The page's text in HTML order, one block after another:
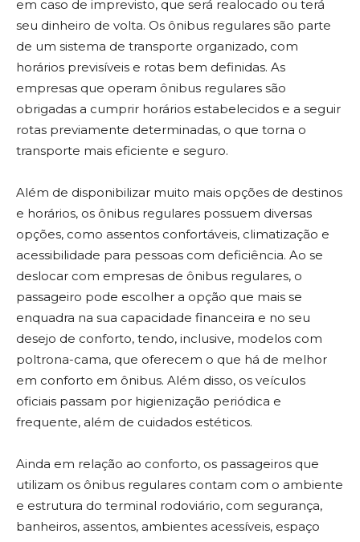
em caso de imprevisto, que será realocado ou terá
seu dinheiro de volta. Os ônibus regulares são parte
de um sistema de transporte organizado, com
horários previsíveis e rotas bem definidas. As
empresas que operam ônibus regulares são
obrigadas a cumprir horários estabelecidos e a seguir
rotas previamente determinadas, o que torna o
transporte mais eficiente e seguro.
Além de disponibilizar muito mais opções de destinos
e horários, os ônibus regulares possuem diversas
opções, como assentos confortáveis, climatização e
acessibilidade para pessoas com deficiência. Ao se
deslocar com empresas de ônibus regulares, o
passageiro pode escolher a opção que mais se
enquadra na sua capacidade financeira e no seu
desejo de conforto, tendo, inclusive, modelos com
poltrona-cama, que oferecem o que há de melhor
em conforto em ônibus. Além disso, os veículos
oficiais passam por higienização periódica e
frequente, além de cuidados estéticos.
Ainda em relação ao conforto, os passageiros que
utilizam os ônibus regulares contam com o ambiente
e estrutura do terminal rodoviário, com segurança,
banheiros, assentos, ambientes acessíveis, espaço